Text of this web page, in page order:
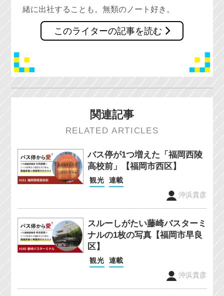
緒に出社することも。無類のノート好き。
このライターの記事を読む
関連記事
RELATED ARTICLES
バス停が1つ増えた「福岡西陵
高校前」【福岡市西区】
観光
連載
沖浜貴彦
スルーしがたい藤崎バスターミ
ナルの1枚の写真【福岡市早良
区】
観光
連載
沖浜貴彦